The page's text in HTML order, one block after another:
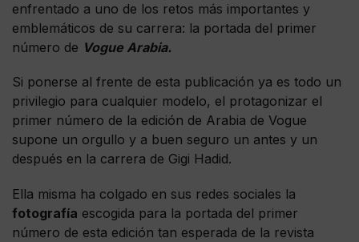
enfrentado a uno de los retos más importantes y
emblemáticos de su carrera: la portada del primer
número de Vogue Arabia.
Si ponerse al frente de esta publicación ya es todo un
privilegio para cualquier modelo, el protagonizar el
primer número de la edición de Arabia de Vogue
supone un orgullo y a buen seguro un antes y un
después en la carrera de Gigi Hadid.
Ella misma ha colgado en sus redes sociales la
fotografía escogida para la portada del primer
número de esta edición tan esperada de la revista